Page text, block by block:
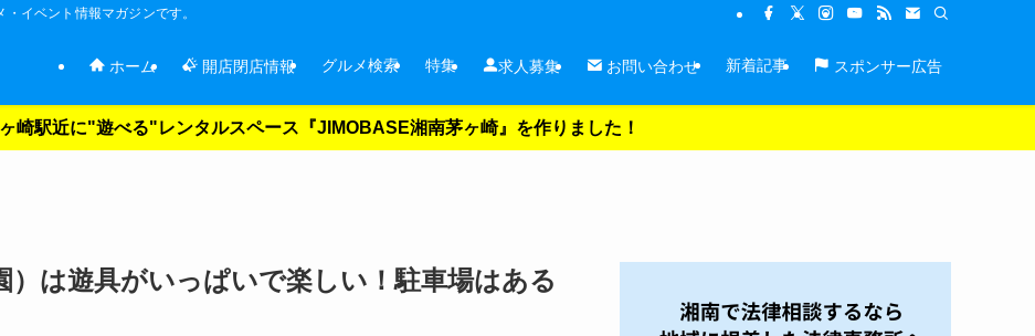
イベント情報マガジンです。
ホーム 開店閉店情報 グルメ検索 特集 求人募集 お問い合わせ 新着記事 スポンサー広告
崎駅近に"遊べる"レンタルスペース『JIMOBASE湘南茅ヶ崎』を作りました！
）は遊具がいっぱいで楽しい！駐車場はある